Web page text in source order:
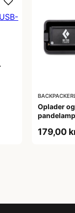
Oplader
& charger
179,00